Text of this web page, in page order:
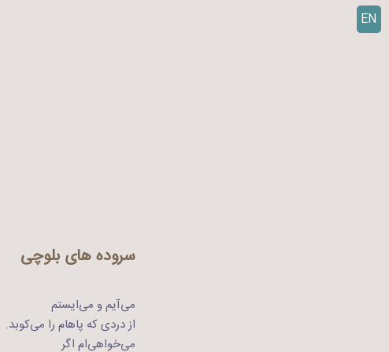
EN
سروده های بلوچی
می‌آیم و می‌ایستم
از دردی که پاهام را می‌کوبد.
می‌خواهی‌ام اگر